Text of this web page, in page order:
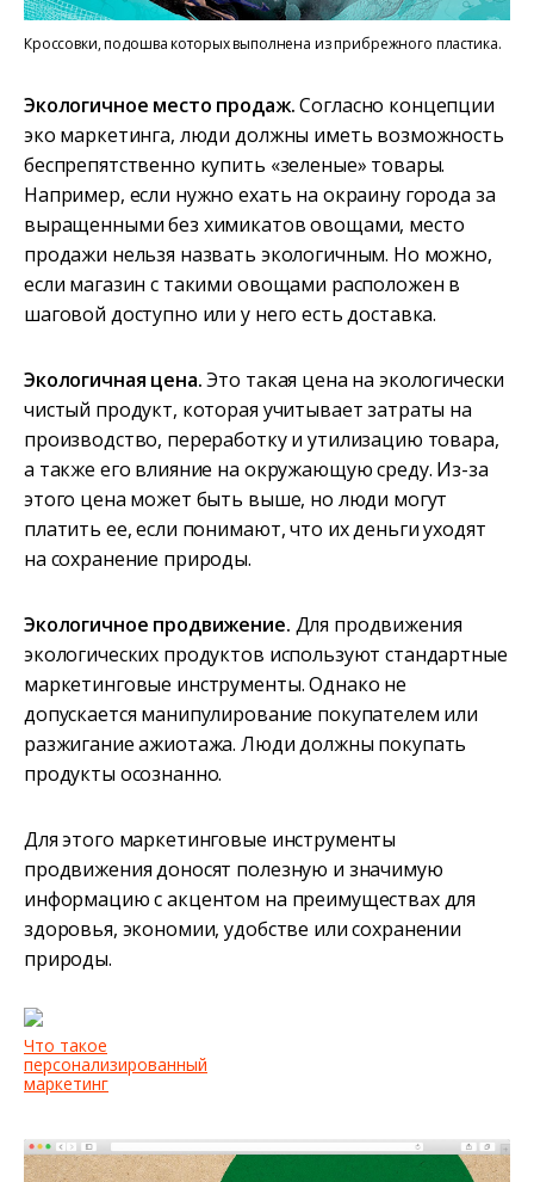
Кроссовки, подошва которых выполнена из прибрежного пластика.
Экологичное место продаж.Согласно концепции
эко маркетинга, люди должны иметь возможность
беспрепятственно купить «зеленые» товары.
Например, если нужно ехать на окраину города за
выращенными без химикатов овощами, место
продажи нельзя назвать экологичным. Но можно,
если магазин с такими овощами расположен в
шаговой доступно или у него есть доставка.
Экологичная цена.Это такая цена на экологически
чистый продукт, которая учитывает затраты на
производство, переработку и утилизацию товара,
а также его влияние на окружающую среду. Из-за
этого цена может быть выше, но люди могут
платить ее, если понимают, что их деньги уходят
на сохранение природы.
Экологичное продвижение. Для продвижения
экологических продуктов используют стандартные
маркетинговые инструменты. Однако не
допускается манипулирование покупателем или
разжигание ажиотажа. Люди должны покупать
продукты осознанно.
Для этого маркетинговые инструменты
продвижения доносят полезную и значимую
информацию с акцентом на преимуществах для
здоровья, экономии, удобстве или сохранении
природы.
Что такое
персонализированный
маркетинг